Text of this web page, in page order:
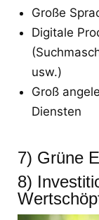
Große
Digitale
usw.)
Groß
Diensten
7) Grüne
8)